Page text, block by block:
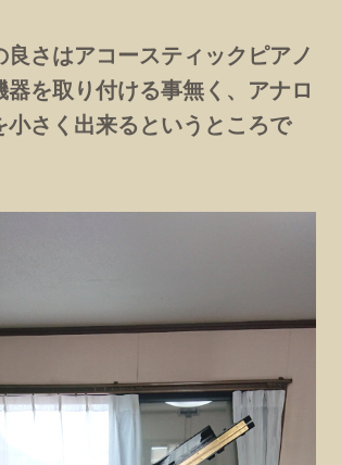
良さはアコースティックピアノ
器を取り付ける事無く、アナロ
小さく出来るというところで